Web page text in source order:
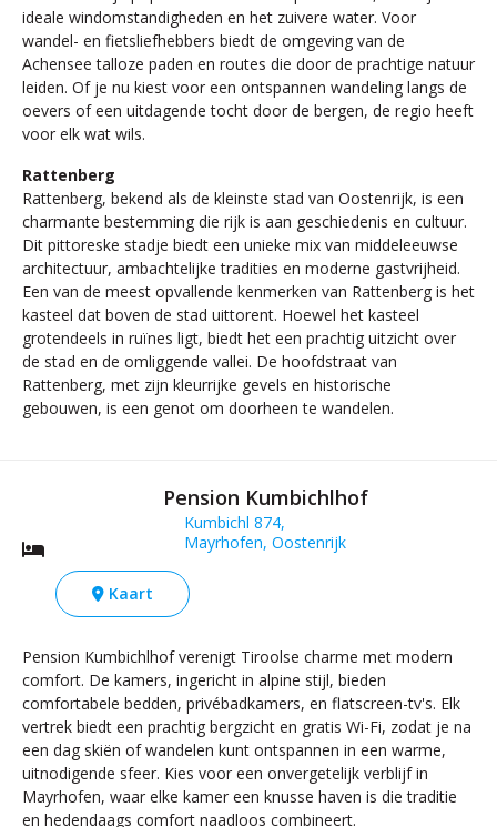
ideale windomstandigheden en het zuivere water. Voor
wandel- en fietsliefhebbers biedt de omgeving van de
Achensee talloze paden en routes die door de prachtige natuur
leiden. Of je nu kiest voor een ontspannen wandeling langs de
oevers of een uitdagende tocht door de bergen, de regio heeft
voor elk wat wils.
Rattenberg
Rattenberg, bekend als de kleinste stad van Oostenrijk, is een
charmante bestemming die rijk is aan geschiedenis en cultuur.
Dit pittoreske stadje biedt een unieke mix van middeleeuwse
architectuur, ambachtelijke tradities en moderne gastvrijheid.
Een van de meest opvallende kenmerken van Rattenberg is het
kasteel dat boven de stad uittorent. Hoewel het kasteel
grotendeels in ruïnes ligt, biedt het een prachtig uitzicht over
de stad en de omliggende vallei. De hoofdstraat van
Rattenberg, met zijn kleurrijke gevels en historische
gebouwen, is een genot om doorheen te wandelen.
Pension Kumbichlhof
Kumbichl 874,
Mayrhofen, Oostenrijk
Kaart
Pension Kumbichlhof verenigt Tiroolse charme met modern
comfort. De kamers, ingericht in alpine stijl, bieden
comfortabele bedden, privébadkamers, en flatscreen-tv's. Elk
vertrek biedt een prachtig bergzicht en gratis Wi-Fi, zodat je na
een dag skiën of wandelen kunt ontspannen in een warme,
uitnodigende sfeer. Kies voor een onvergetelijk verblijf in
Mayrhofen, waar elke kamer een knusse haven is die traditie
en hedendaags comfort naadloos combineert.